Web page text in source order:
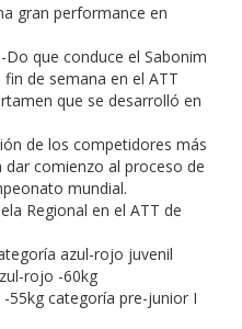
gran performance en
Do que conduce el Sabonim
de semana en el ATT
que se desarrolló en
de los competidores más
comienzo al proceso de
mundial.
Regional en el ATT de
azul-rojo juvenil
rojo -60kg
55kg categoría pre-junior I